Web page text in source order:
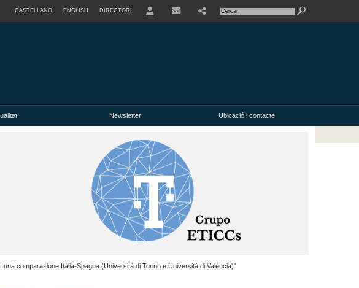
CASTELLANO ENGLISH DIRECTORI
Newsletter Ubicació i contacte
comparazione Itàlia-Spagna (Università di Torino e Università di València)"